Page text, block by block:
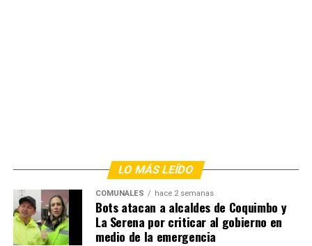
LO MÁS LEÍDO
COMUNALES hace 2 semanas
Bots atacan a alcaldes de Coquimbo y
La Serena por criticar al gobierno en
medio de la emergencia